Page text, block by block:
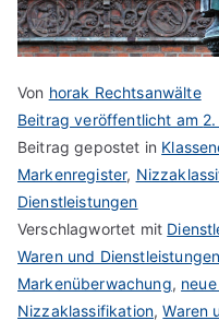
Von horak Rechtsanwälte
Beitrag veröffentlicht am
Beitrag gepostet in
Markenregister,
Dienstleistungen
Verschlagwortet mit
Waren und Dienstleistungen
Markenüberwachung,
Nizzaklassifikation,Waren